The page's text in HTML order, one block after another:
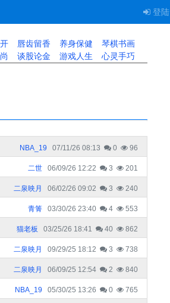
登陆
唇齿留香 养身保健
琴棋书画
谈股论金 游戏人生 心灵手巧
NBA_19 07/11/26 08:13 0 96
二世 06/09/26 12:22 3 201
二泉映月 06/02/26 09:02 3 240
青箐 03/30/26 23:40 4 553
猫老板 03/25/26 18:41 40 862
二泉映月 09/29/25 18:12 3 738
二泉映月 06/09/25 12:54 2 840
NBA_19 05/30/25 13:26 0 765